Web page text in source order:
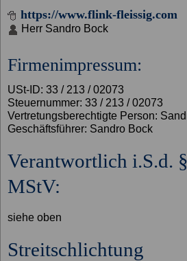
https://www.flink-fleissig.com
Herr Sandro Bock
Firmenimpressum:
USt-ID: 33 / 213 / 02073
Steuernummer: 33 / 213 / 02073
Vertretungsberechtigte Person:
Geschäftsführer: Sandro Bock
Verantwortlich i.S.d.
MStV:
siehe oben
Streitschlichtung